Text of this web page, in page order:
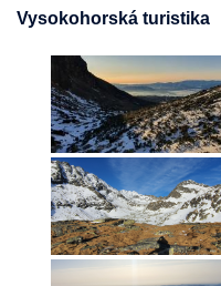
Vysokohorská turistika